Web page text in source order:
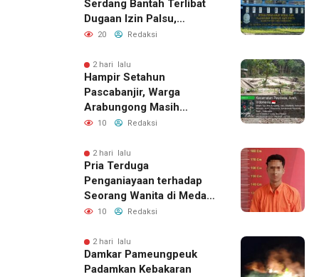
Serdang Bantah Terlibat
Dugaan Izin Palsu,
Tegaskan Proses
Jalur Resmi
20 Redaksi
2 hari lalu
Hampir Setahun
Pascabanjir, Warga
Arabungong Masih
Menunggu Bantuan
10 Redaksi
2 hari lalu
Pria Terduga
Penganiayaan terhadap
Seorang Wanita di Medan
Ditangkap Polisi
10 Redaksi
2 hari lalu
Damkar Pameungpeuk
Padamkan Kebakaran